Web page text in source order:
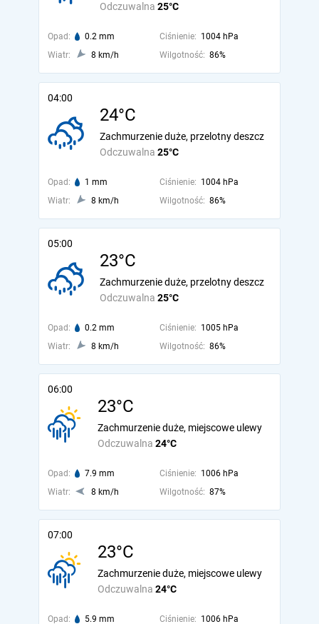
Odczuwalna 25°C
Opad: 0.2 mm Ciśnienie: 1004 hPa
Wiatr:
8 km/h Wilgotność: 86%
04:00
24°C
Odczuwalna 25°C
Zachmurzenie duże, przelotny deszcz
Opad: 1 mm Ciśnienie: 1004 hPa
Wiatr:
8 km/h Wilgotność: 86%
05:00
23°C
Odczuwalna 25°C
Zachmurzenie duże, przelotny deszcz
Opad: 0.2 mm Ciśnienie: 1005 hPa
Wiatr:
8 km/h Wilgotność: 86%
06:00
23°C
Odczuwalna 24°C
Zachmurzenie duże, miejscowe ulewy
Opad: 7.9 mm Ciśnienie: 1006 hPa
Wiatr:
8 km/h Wilgotność: 87%
07:00
23°C
Odczuwalna 24°C
Zachmurzenie duże, miejscowe ulewy
Opad: 5.9 mm Ciśnienie: 1006 hPa